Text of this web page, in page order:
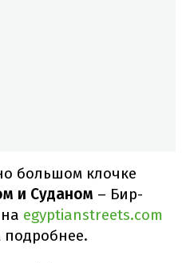
большом клочке
и Суданом – Бир-
egyptianstreets.com
подробнее.